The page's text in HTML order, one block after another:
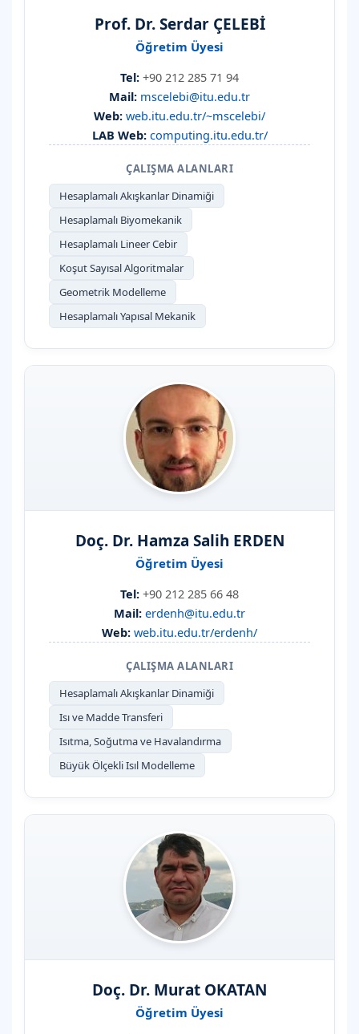
Prof. Dr. Serdar ÇELEBİ
Öğretim Üyesi
Tel: +90 212 285 71 94
Mail: mscelebi@itu.edu.tr
Web: web.itu.edu.tr/~mscelebi/
LAB Web: computing.itu.edu.tr/
ÇALIŞMA ALANLARI
Hesaplamalı Akışkanlar Dinamiği
Hesaplamalı Biyomekanik
Hesaplamalı Lineer Cebir
Koşut Sayısal Algoritmalar
Geometrik Modelleme
Hesaplamalı Yapısal Mekanik
Doç. Dr. Hamza Salih ERDEN
Öğretim Üyesi
Tel: +90 212 285 66 48
Mail: erdenh@itu.edu.tr
Web: web.itu.edu.tr/erdenh/
ÇALIŞMA ALANLARI
Hesaplamalı Akışkanlar Dinamiği
Isı ve Madde Transferi
Isıtma, Soğutma ve Havalandırma
Büyük Ölçekli Isıl Modelleme
Doç. Dr. Murat OKATAN
Öğretim Üyesi